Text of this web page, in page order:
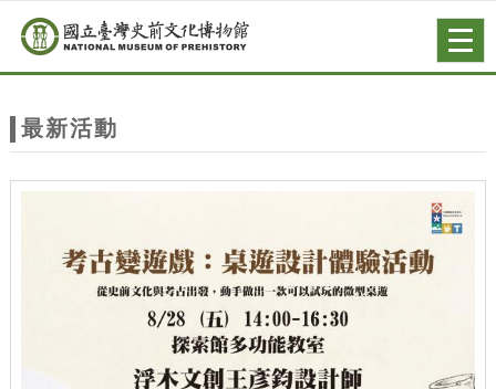
站
主
跳到主要內容
網站導覽
最新活動